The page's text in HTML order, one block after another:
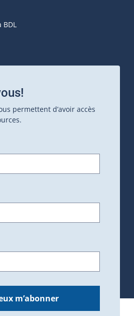
permettent d’avoir accès
m’abonner